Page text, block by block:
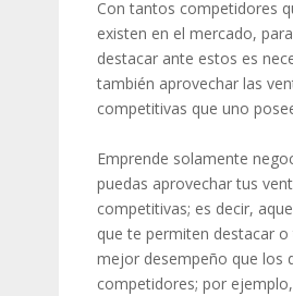
Con tantos competidores
existen en el mercado,
destacar ante estos es
también aprovechar las
competitivas que uno
Emprende solamente
puedas aprovechar tus
competitivas; es decir,
que te permiten destacar o
mejor desempeño que los
competidores; por ejemplo,